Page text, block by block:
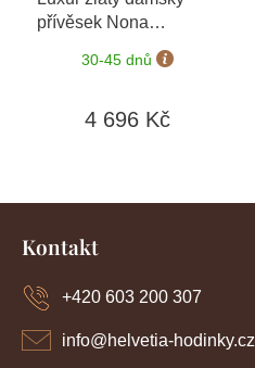
přívěsek Nona
+ možnost
výměny do 90 dní
30-45 dnů
4 696 Kč
Z
Kontakt
info@helvetia-hodinky.cz
+420 603 200 307